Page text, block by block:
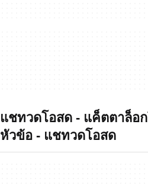
แชทวดโอสด - แค็ตตาล็อ
หัวข้อ - แชทวดโอสด